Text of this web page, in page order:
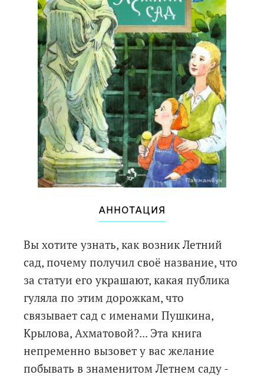
АННОТАЦИЯ
Вы хотите узнать, как возник Летний
сад, почему получил своё название, что
за статуи его украшают, какая публика
гуляла по этим дорожкам, что
связывает сад с именами Пушкина,
Крылова, Ахматовой?... Эта книга
непременно вызовет у вас желание
побывать в знаменитом Летнем саду -